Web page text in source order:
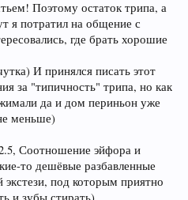
Поэтому остаток трипа, а
я потратил на общение с
где брать хорошие
И принялся писать этот
за "типичность" трипа, но как
да и дом периньон уже
меньше)
Соотношение эйфора и
то дешёвые разбавленные
под которым приятно